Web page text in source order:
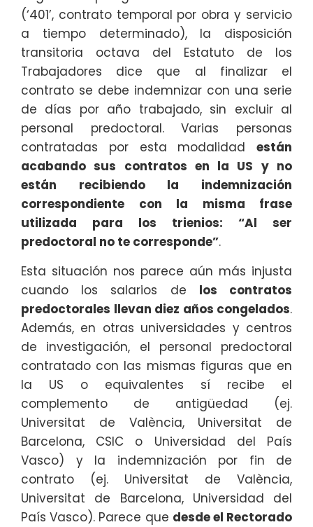
(‘401’, contrato temporal por obra y servicio
a tiempo determinado), la disposición
transitoria octava del Estatuto de los
Trabajadores dice que al finalizar el
contrato se debe indemnizar con una serie
de días por año trabajado, sin excluir al
personal predoctoral. Varias personas
contratadas por esta modalidad están
acabando sus contratos en la US y no
están recibiendo la indemnización
correspondiente con la misma frase
utilizada para los trienios: “Al ser
predoctoral no te corresponde”.
Esta situación nos parece aún más injusta
cuando los salarios de los contratos
predoctorales llevan diez años congelados.
Además, en otras universidades y centros
de investigación, el personal predoctoral
contratado con las mismas figuras que en
la US o equivalentes sí recibe el
complemento de antigüedad (ej.
Universitat de València, Universitat de
Barcelona, CSIC o Universidad del País
Vasco) y la indemnización por fin de
contrato (ej. Universitat de València,
Universitat de Barcelona, Universidad del
País Vasco). Parece que desde el Rectorado